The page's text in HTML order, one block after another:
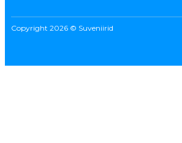
Copyright 2026 © Suveniirid